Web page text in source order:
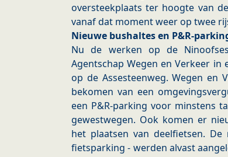
oversteekplaats ter hoogte van
vanaf dat moment weer op twee
Nieuwe bushaltes en P&R-
Nu de werken op de
Agentschap Wegen en Verkeer
op de Assesteenweg. Wegen en
bekomen van een
een P&R-parking voor minstens
gewestwegen. Ook komen er
het plaatsen van deelfietsen.
fietsparking - werden alvast